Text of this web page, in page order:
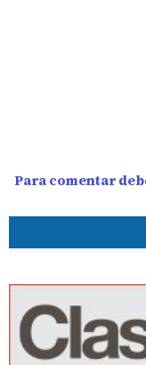
Para comentar